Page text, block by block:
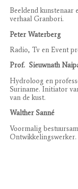
Beeldend
verhaal Granbori.
Peter Waterberg
Radio, Tv en Event
Prof. Sieuwnath
Hydroloog en
Suriname. Initiator
van de kust.
Walther Sanné
Voormalig